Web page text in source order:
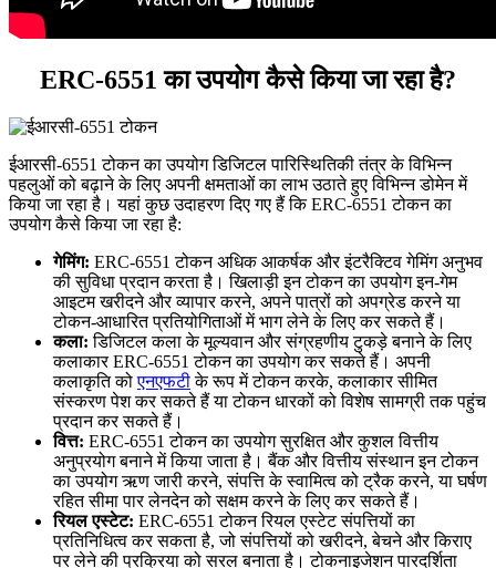
ERC-6551 का उपयोग कैसे किया जा रहा है?
ईआरसी-6551 टोकन का उपयोग डिजिटल पारिस्थितिकी तंत्र के विभिन्न
पहलुओं को बढ़ाने के लिए अपनी क्षमताओं का लाभ उठाते हुए विभिन्न डोमेन में
किया जा रहा है। यहां कुछ उदाहरण दिए गए हैं कि ERC-6551 टोकन का
उपयोग कैसे किया जा रहा है:
गेमिंग: ERC-6551 टोकन अधिक आकर्षक और इंटरैक्टिव गेमिंग अनुभव
की सुविधा प्रदान करता है। खिलाड़ी इन टोकन का उपयोग इन-गेम
आइटम खरीदने और व्यापार करने, अपने पात्रों को अपग्रेड करने या
टोकन-आधारित प्रतियोगिताओं में भाग लेने के लिए कर सकते हैं।
कला: डिजिटल कला के मूल्यवान और संग्रहणीय टुकड़े बनाने के लिए
कलाकार ERC-6551 टोकन का उपयोग कर सकते हैं। अपनी
कलाकृति कोएनएफटीके रूप में टोकन करके, कलाकार सीमित
संस्करण पेश कर सकते हैं या टोकन धारकों को विशेष सामग्री तक पहुंच
प्रदान कर सकते हैं।
वित्त: ERC-6551 टोकन का उपयोग सुरक्षित और कुशल वित्तीय
अनुप्रयोग बनाने में किया जाता है। बैंक और वित्तीय संस्थान इन टोकन
का उपयोग ऋण जारी करने, संपत्ति के स्वामित्व को ट्रैक करने, या घर्षण
रहित सीमा पार लेनदेन को सक्षम करने के लिए कर सकते हैं।
रियल एस्टेट: ERC-6551 टोकन रियल एस्टेट संपत्तियों का
प्रतिनिधित्व कर सकता है, जो संपत्तियों को खरीदने, बेचने और किराए
पर लेने की प्रक्रिया को सरल बनाता है। टोकनाइजेशन पारदर्शिता